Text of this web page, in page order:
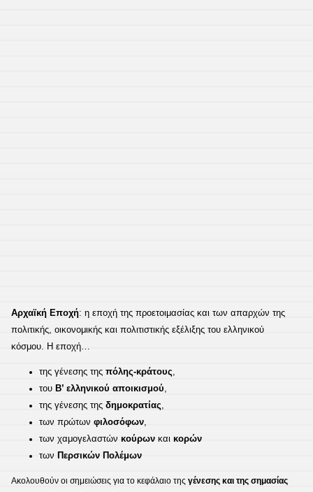
Αρχαϊκή Εποχή: η εποχή της προετοιμασίας και των απαρχών της
πολιτικής, οικονομικής και πολιτιστικής εξέλιξης του ελληνικού
κόσμου. Η εποχή…
της γένεσης της πόλης-κράτους,
του Β’ ελληνικού αποικισμού,
της γένεσης της δημοκρατίας,
των πρώτων φιλοσόφων,
των χαμογελαστών κούρων και κορών
των Περσικών Πολέμων
Ακολουθούν οι σημειώσεις για το κεφάλαιο της γένεσης και της σημασίας